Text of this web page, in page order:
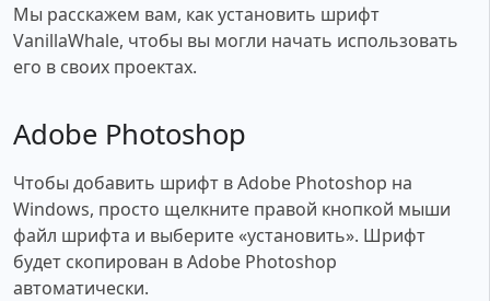
Мы расскажем вам, как установить шрифт
VanillaWhale, чтобы вы могли начать использовать
его в своих проектах.
Adobe Photoshop
Чтобы добавить шрифт в Adobe Photoshop на
Windows, просто щелкните правой кнопкой мыши
файл шрифта и выберите «установить». Шрифт
будет скопирован в Adobe Photoshop
автоматически.